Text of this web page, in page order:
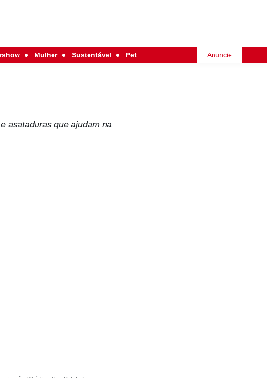
Mulher Sustentável Pet Anuncie
asataduras que ajudam na